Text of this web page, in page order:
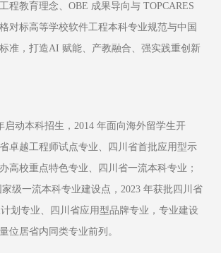
程教育理念、OBE 成果导向与 TOPCARES
对标高等学校软件工程本科专业规范与中国
准，打造AI 赋能、产教融合、强实践重创新
启动本科招生，2014 年面向海外留学生开
卓越工程师试点专业、四川省首批应用型示
高校重点特色专业、四川省一流本科专业；
级一流本科专业建设点，2023 年获批四川省
划专业、四川省应用型品牌专业，专业建设
位居省内同类专业前列。